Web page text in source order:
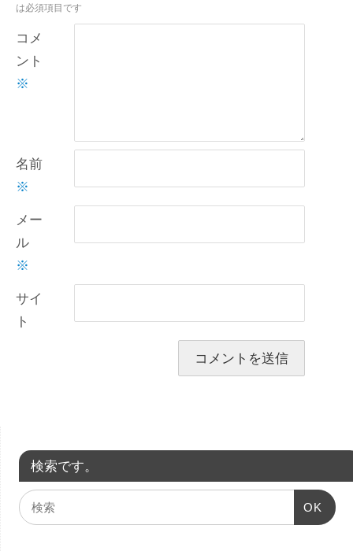
は必須項目です
コメ
ント
※
名前
※
メー
ル
※
サイ
ト
検索です。
OK